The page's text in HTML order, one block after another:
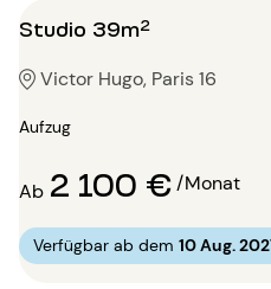
Studio 39m²
Victor Hugo, Paris 16
Aufzug
Ab 2 100 €/Monat
Verfügbar ab dem 10 Aug.